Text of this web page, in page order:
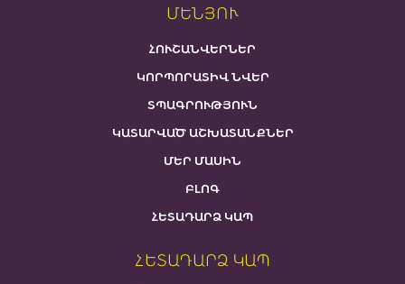
ՄԵՆՅՈՒ
ՀՈՒՇԱՆՎԵՐՆԵՐ
ԿՈՐՊՈՐԱՏԻՎ ՆՎԵՐ
ՏՊԱԳՐՈՒԹՅՈՒՆ
ԿԱՏԱՐՎԱԾ ԱՇԽԱՏԱՆՔՆԵՐ
ՄԵՐ ՄԱՍԻՆ
ԲԼՈԳ
ՀԵՏԱԴԱՐՁ ԿԱՊ
ՀԵՏԱԴԱՐՁ ԿԱՊ